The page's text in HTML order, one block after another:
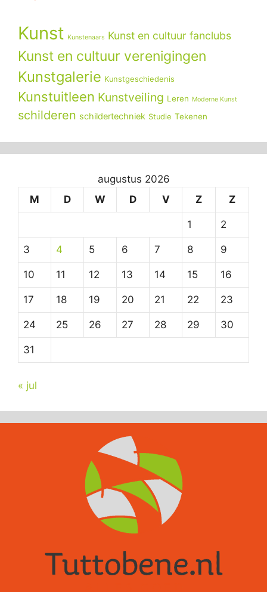
Kunst Kunstenaars Kunst en cultuur fanclubs
Kunst en cultuur verenigingen
Kunstgalerie Kunstgeschiedenis
Kunstuitleen Kunstveiling Leren Moderne Kunst
schilderen schildertechniek Studie Tekenen
augustus 2026
M
D W D V Z Z
1 2
3 4 5 6 7 8 9
10 11 12 13 14 15 16
17 18 19 20 21 22 23
24 25 26 27 28 29 30
31
« jul